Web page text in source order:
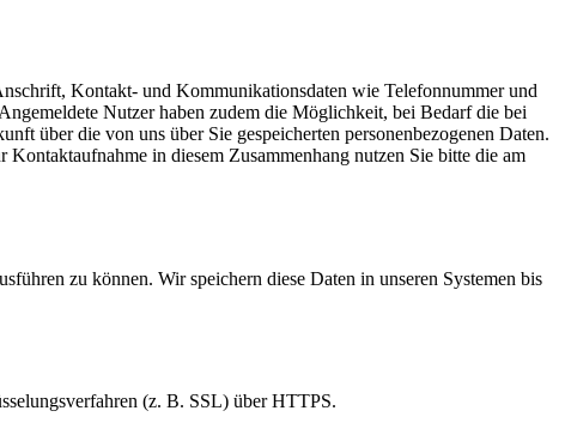
Kontakt- und Kommunikationsdaten wie Telefonnummer und
Nutzer haben zudem die Möglichkeit, bei Bedarf die bei
über die von uns über Sie gespeicherten personenbezogenen Daten.
in diesem Zusammenhang nutzen Sie bitte die am
zu können. Wir speichern diese Daten in unseren Systemen bis
(z. B. SSL) über HTTPS.